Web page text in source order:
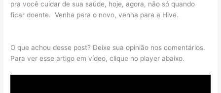
pra você cuidar de sua saúde, hoje, agora, não só quando
ficar doente. Venha para o novo, venha para a Hive.
O que achou desse post? Deixe sua opinião nos comentários.
Para ver esse artigo em vídeo, clique no player abaixo.